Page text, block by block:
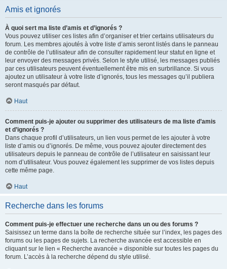
Amis et ignorés
À quoi sert ma liste d’amis et d’ignorés ?
Vous pouvez utiliser ces listes afin d’organiser et trier certains utilisateurs du
forum. Les membres ajoutés à votre liste d’amis seront listés dans le panneau
de contrôle de l’utilisateur afin de consulter rapidement leur statut en ligne et
leur envoyer des messages privés. Selon le style utilisé, les messages publiés
par ces utilisateurs peuvent éventuellement être mis en surbrillance. Si vous
ajoutez un utilisateur à votre liste d’ignorés, tous les messages qu’il publiera
seront masqués par défaut.
Haut
Comment puis-je ajouter ou supprimer des utilisateurs de ma liste d’amis
et d’ignorés ?
Dans chaque profil d’utilisateurs, un lien vous permet de les ajouter à votre
liste d’amis ou d’ignorés. De même, vous pouvez ajouter directement des
utilisateurs depuis le panneau de contrôle de l’utilisateur en saisissant leur
nom d’utilisateur. Vous pouvez également les supprimer de vos listes depuis
cette même page.
Haut
Recherche dans les forums
Comment puis-je effectuer une recherche dans un ou des forums ?
Saisissez un terme dans la boîte de recherche située sur l’index, les pages des
forums ou les pages de sujets. La recherche avancée est accessible en
cliquant sur le lien « Recherche avancée » disponible sur toutes les pages du
forum. L’accès à la recherche dépend du style utilisé.